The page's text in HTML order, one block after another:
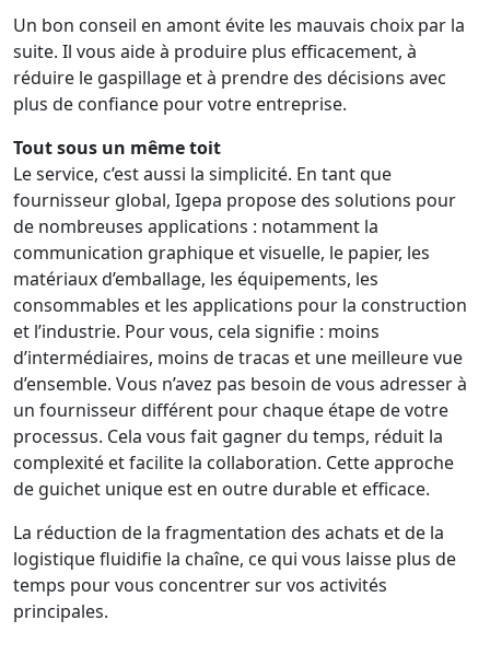
Un bon conseil en amont évite les mauvais choix par la
suite. Il vous aide à produire plus efficacement, à
réduire le gaspillage et à prendre des décisions avec
plus de confiance pour votre entreprise.
Tout sous un même toit
Le service, c’est aussi la simplicité. En tant que
fournisseur global, Igepa propose des solutions pour
de nombreuses applications : notamment la
communication graphique et visuelle, le papier, les
matériaux d’emballage, les équipements, les
consommables et les applications pour la construction
et l’industrie. Pour vous, cela signifie : moins
d’intermédiaires, moins de tracas et une meilleure vue
d’ensemble. Vous n’avez pas besoin de vous adresser à
un fournisseur différent pour chaque étape de votre
processus. Cela vous fait gagner du temps, réduit la
complexité et facilite la collaboration. Cette approche
de guichet unique est en outre durable et efficace.
La réduction de la fragmentation des achats et de la
logistique fluidifie la chaîne, ce qui vous laisse plus de
temps pour vous concentrer sur vos activités
principales.